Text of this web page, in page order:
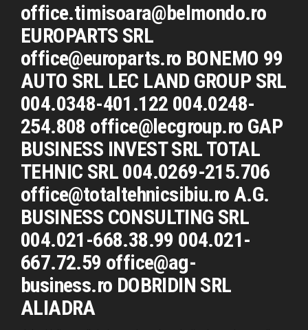
office.timisoara@belmondo.ro
EUROPARTS SRL
office@europarts.ro BONEMO 99
AUTO SRL LEC LAND GROUP SRL
004.0348-401.122 004.0248-
254.808 office@lecgroup.ro GAP
BUSINESS INVEST SRL TOTAL
TEHNIC SRL 004.0269-215.706
office@totaltehnicsibiu.ro A.G.
BUSINESS CONSULTING SRL
004.021-668.38.99 004.021-
667.72.59 office@ag-
business.ro DOBRIDIN SRL
ALIADRA